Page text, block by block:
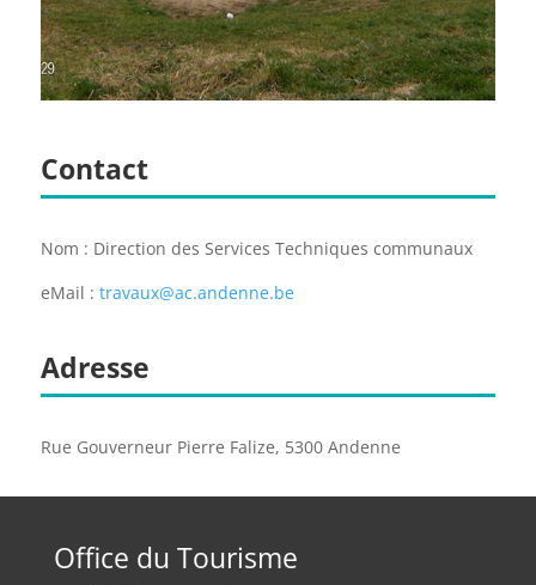
Contact
Nom : Direction des Services Techniques communaux
eMail : travaux@ac.andenne.be
Adresse
Rue Gouverneur Pierre Falize, 5300 Andenne
Office du Tourisme